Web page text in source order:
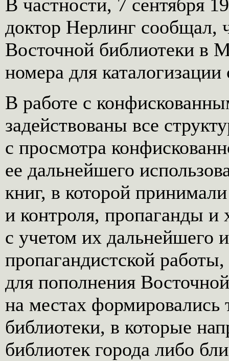
В частности, 7 сентября
доктор Нерлинг сообщал,
Восточной библиотеки в
номера для
В работе с
задействованы все
с просмотра
ее дальнейшего
книг, в которой
и контроля, пропаганды и
с учетом их дальнейшего
пропагандистской
для пополнения
на местах формировались
библиотеки, в которые
библиотек города либо